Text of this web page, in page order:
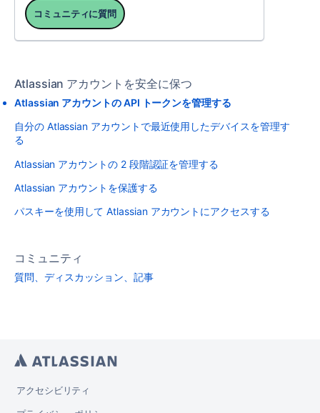
コミュニティに質問
Atlassian アカウントを安全に保つ
Atlassian アカウントの API トークンを管理する
自分の Atlassian アカウントで最近使用したデバイスを管理す
る
Atlassian アカウントの 2 段階認証を管理する
Atlassian アカウントを保護する
パスキーを使用して Atlassian アカウントにアクセスする
コミュニティ
質問、ディスカッション、記事
アクセシビリティ